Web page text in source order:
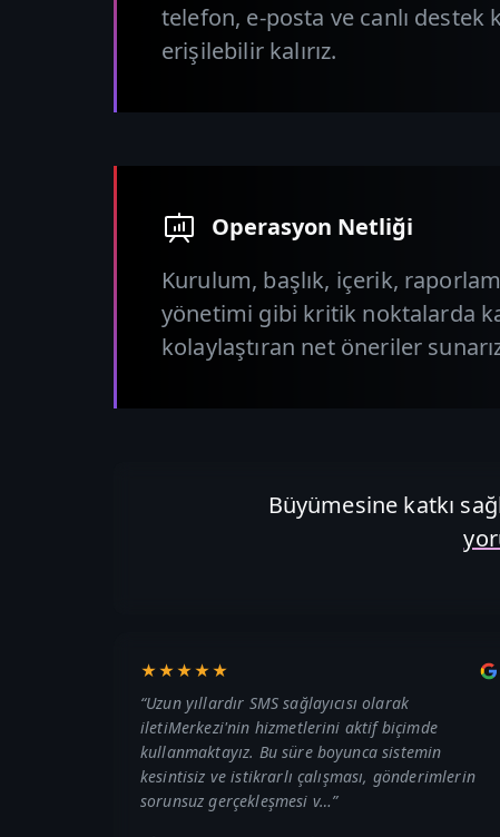
telefon, e-posta ve canlı destek
erişilebilir kalırız.
Operasyon Netliği
Kurulum, başlık, içerik,
yönetimi gibi kritik noktalarda
kolaylaştıran net öneriler
Büyümesine katkı
★★★★★
“Uzun yıllardır SMS sağlayıcısı olarak
iletiMerkezi'nin hizmetlerini aktif biçimde
kullanmaktayız. Bu süre boyunca sistemin
kesintisiz ve istikrarlı çalışması, gönderimlerin
sorunsuz gerçekleşmesi v…”